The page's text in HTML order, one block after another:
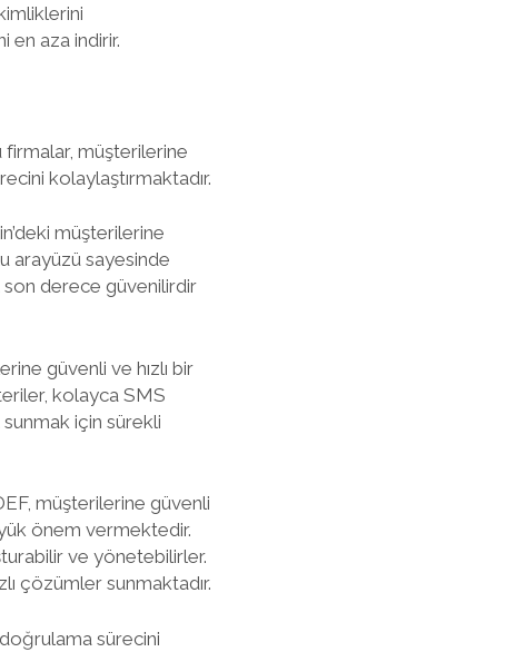
en aza indirir.
firmalar, müşterilerine
kolaylaştırmaktadır.
müşterilerine
arayüzü sayesinde
son derece güvenilirdir
güvenli ve hızlı bir
kolayca SMS
için sürekli
müşterilerine güvenli
önem vermektedir.
ve yönetebilirler.
çözümler sunmaktadır.
sürecini